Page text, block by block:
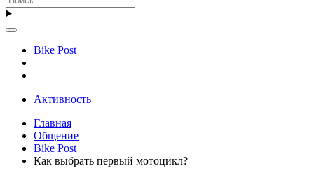
Bike Post
Активность
Главная
Общение
Bike Post
Как выбрать первый мотоцикл?